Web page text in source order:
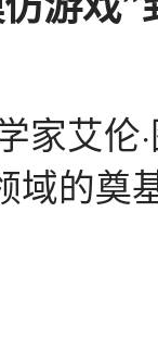
家艾伦
域的奠